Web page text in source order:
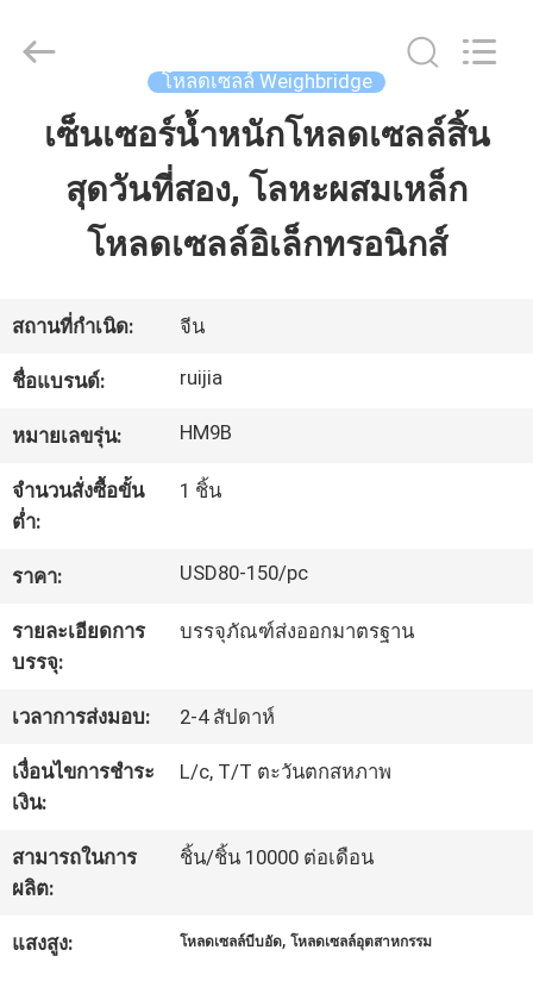
บ้าน
สินค้า
วิดีโอ
เรา
โรงงาน
ควบคุม
คุณภาพ
ติดต่อ
เรา
Measurement
Instruments
Reserved.
โหลดเซลล์ Weighbridge
เซ็นเซอร์น้ำหนักโหลดเซลล์สิ้น
สุดวันที่สอง, โลหะผสมเหล็ก
โหลดเซลล์อิเล็กทรอนิกส์
สถานที่กำเนิด: จีน
ชื่อแบรนด์: ruijia
หมายเลขรุ่น: HM9B
จำนวนสั่งซื้อขั้น
ต่ำ:
1 ชิ้น
ราคา: USD80-150/pc
รายละเอียดการ
บรรจุ:
บรรจุภัณฑ์ส่งออกมาตรฐาน
เวลาการส่งมอบ: 2-4 สัปดาห์
เงื่อนไขการชำระ
เงิน:
L/c, T/T ตะวันตกสหภาพ
สามารถในการ
ผลิต:
ชิ้น/ชิ้น 10000 ต่อเดือน
แสงสูง: โหลดเซลล์บีบอัด,โหลดเซลล์อุตสาหกรรม